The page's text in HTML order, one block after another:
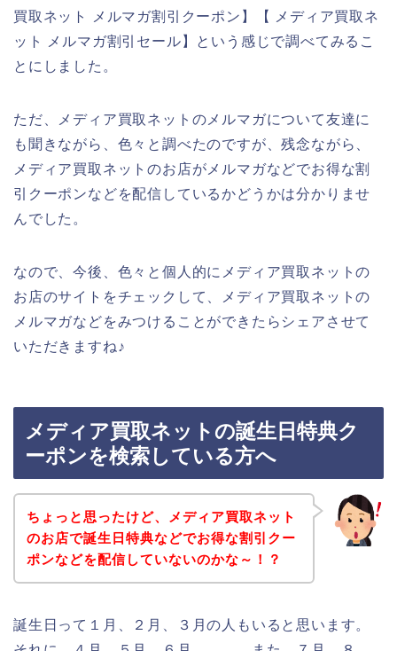
買取ネット メルマガ割引クーポン】【 メディア買取ネ
ット メルマガ割引セール】という感じで調べてみるこ
とにしました。
ただ、メディア買取ネットのメルマガについて友達に
も聞きながら、色々と調べたのですが、残念ながら、
メディア買取ネットのお店がメルマガなどでお得な割
引クーポンなどを配信しているかどうかは分かりませ
んでした。
なので、今後、色々と個人的にメディア買取ネットの
お店のサイトをチェックして、メディア買取ネットの
メルマガなどをみつけることができたらシェアさせて
いただきますね♪
メディア買取ネットの誕生日特典ク
ーポンを検索している方へ
ちょっと思ったけど、メディア買取ネット
のお店で誕生日特典などでお得な割引クー
ポンなどを配信していないのかな～！？
誕生日って１月、２月、３月の人もいると思います。